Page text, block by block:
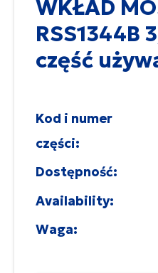
WKŁAD
RSS1344B
część
Kod i numer
części:
Dostępność:
Availability:
Waga: